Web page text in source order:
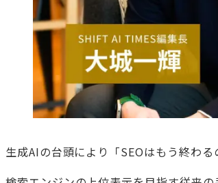
生成AIの台頭により「SEOはもう終わ